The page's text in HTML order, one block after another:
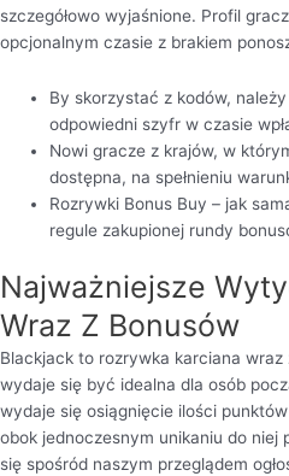
szczegółowo wyjaśnione. Profil
opcjonalnym czasie z brakiem
By skorzystać z kodów,
odpowiedni szyfr w czasie
Nowi gracze z krajów, w
dostępna, na spełnieniu
Rozrywki Bonus Buy – jak
regule zakupionej rundy
Najważniejsze
Wraz Z Bonusów
Blackjack to rozrywka karciana
wydaje się być idealna dla osób
wydaje się osiągnięcie ilości
obok jednoczesnym unikaniu do niej
się spośród naszym przeglądem